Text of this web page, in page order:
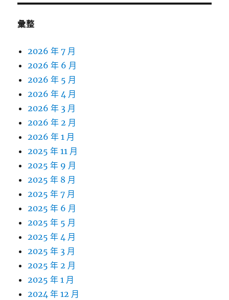
彙整
2026 年 7 月
2026 年 6 月
2026 年 5 月
2026 年 4 月
2026 年 3 月
2026 年 2 月
2026 年 1 月
2025 年 11 月
2025 年 9 月
2025 年 8 月
2025 年 7 月
2025 年 6 月
2025 年 5 月
2025 年 4 月
2025 年 3 月
2025 年 2 月
2025 年 1 月
2024 年 12 月